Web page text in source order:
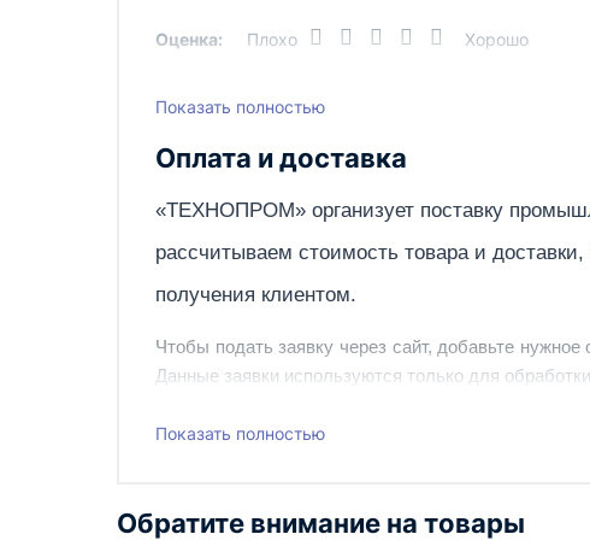
Оценка: Плохо Хорошо
Написать отзыв
Показать полностью
Оплата и доставка
«ТЕХНОПРОМ» организует поставку
рассчитываем стоимость товара и
получения клиентом.
Чтобы подать заявку через сайт, добавьте
Данные заявки используются только для
Наш сотрудник свяжется с вами, чтобы
Показать полностью
Обратите внимание на товары